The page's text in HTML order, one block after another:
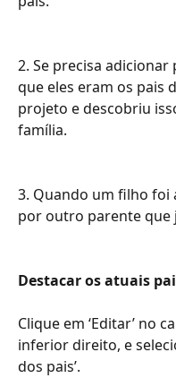
2. Se precisa
que eles eram os pais
projeto e descobriu
família.
3. Quando um filho
por outro parente que
Destacar os atuais
​​​​​​​Clique em ‘Editar’ no
inferior direito, e
dos pais’.​​